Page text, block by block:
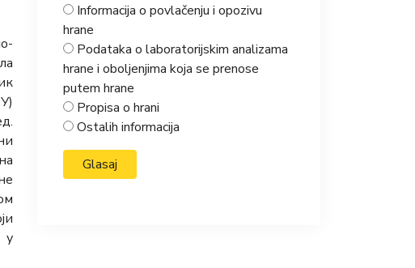
у
Informacija o povlačenju i opozivu
hrane
Podataka o laboratorijskim analizama
hrane i oboljenjima koja se prenose
putem hrane
Propisa o hrani
Ostalih informacija